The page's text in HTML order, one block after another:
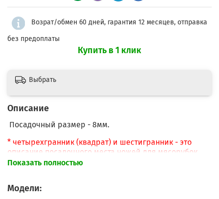
Возрат/обмен 60 дней, гарантия 12 месяцев, отправка
без предоплаты
Купить в 1 клик
Выбрать
Описание
Посадочный размер - 8мм.
* четырехгранник (квадрат) и шестигранник - это
описание посадочного места ножей для мясорубок.
Т.е. в зависимости от шнека бывают разные ножи
Показать полностью
Модели: